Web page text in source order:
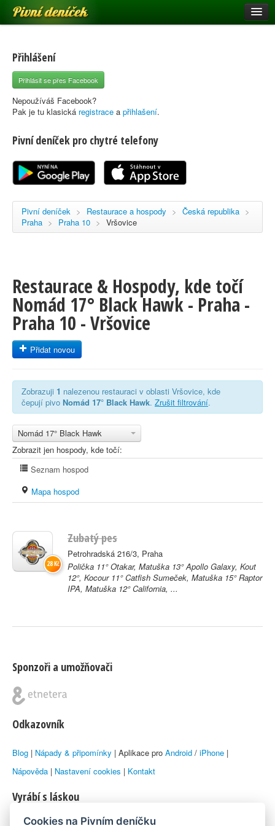
Pivní deníček
Pivní mapa
Pivní značky
Nápověda
Registrace
Přihlášení
Přihlásit se přes Facebook
Nepoužíváš Facebook?
Pak je tu klasická registrace a přihlašení.
Pivní deníček pro chytré telefony
Pivní deníček > Restaurace a hospody > Česká republika >
Praha > Praha 10 > Vršovice
Restaurace & Hospody, kde točí
Nomád 17° Black Hawk - Praha -
Praha 10 - Vršovice
Přidat novou
Zobrazuji 1 nalezenou restauraci v oblasti Vršovice, kde
čepují pivo Nomád 17° Black Hawk. Zrušit filtrování.
Nomád 17° Black Hawk
Zobrazit jen hospody, kde točí:
Seznam hospod
Mapa hospod
Zubatý pes
Petrohradská 216/3, Praha
Polička 11° Otakar, Matuška 13° Apollo Galaxy, Kout
12°, Kocour 11° Catfish Sumeček, Matuška 15° Raptor
IPA, Matuška 12° California, ...
28 Kč
Sponzoři a umožňovači
Odkazovník
Blog | Nápady & připomínky | Aplikace pro Android / iPhone |
Nápověda | Nastavení cookies | Kontakt
Vyrábí s láskou
Cookies na Pivním deníčku